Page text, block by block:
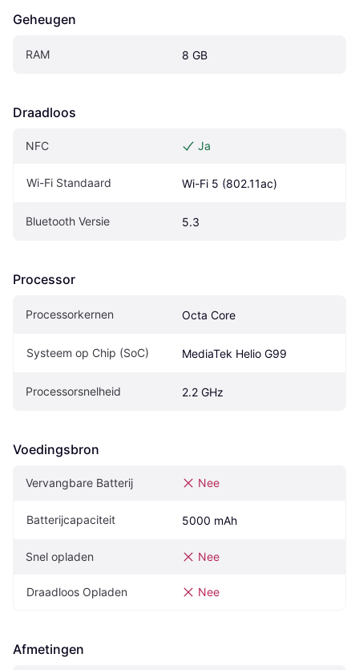
Geheugen
RAM 8 GB
Draadloos
NFC Ja
Wi-Fi Standaard Wi-Fi 5 (802.11ac)
Bluetooth Versie 5.3
Processor
Processorkernen Octa Core
Systeem op Chip (SoC) MediaTek Helio G99
Processorsnelheid 2.2 GHz
Voedingsbron
Vervangbare Batterij Nee
Batterijcapaciteit 5000 mAh
Snel opladen Nee
Draadloos Opladen Nee
Afmetingen